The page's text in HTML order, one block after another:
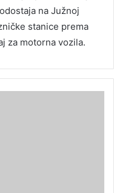
na Južnoj
stanice prema
za motorna vozila.